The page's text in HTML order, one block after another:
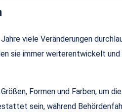
viele Veränderungen
sie immer weiterentwickelt
Formen und Farben, um
sein, während